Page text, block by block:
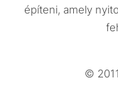
építeni, amely
©